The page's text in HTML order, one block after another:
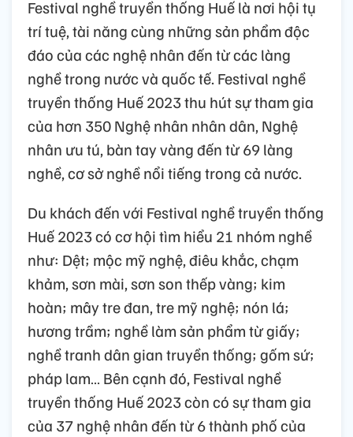
Festival nghề truyền thống Huế là nơi hội tụ
trí tuệ, tài năng cùng những sản phẩm độc
đáo của các nghệ nhân đến từ các làng
nghề trong nước và quốc tế. Festival nghề
truyền thống Huế 2023 thu hút sự tham gia
của hơn 350 Nghệ nhân nhân dân, Nghệ
nhân ưu tú, bàn tay vàng đến từ 69 làng
nghề, cơ sở nghề nổi tiếng trong cả nước.
Du khách đến với Festival nghề truyền thống
Huế 2023 có cơ hội tìm hiểu 21 nhóm nghề
như: Dệt; mộc mỹ nghệ, điêu khắc, chạm
khảm, sơn mài, sơn son thếp vàng; kim
hoàn; mây tre đan, tre mỹ nghệ; nón lá;
hương trầm; nghề làm sản phẩm từ giấy;
nghề tranh dân gian truyền thống; gốm sứ;
pháp lam… Bên cạnh đó, Festival nghề
truyền thống Huế 2023 còn có sự tham gia
của 37 nghệ nhân đến từ 6 thành phố của